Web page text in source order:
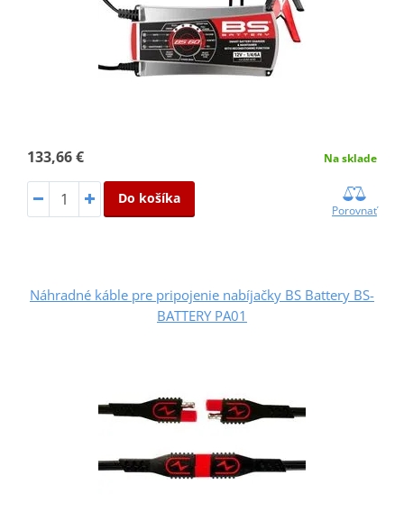
133,66 € Na sklade
Do košíka
Porovnať
Náhradné káble pre pripojenie nabíjačky BS Battery BS-
BATTERY PA01